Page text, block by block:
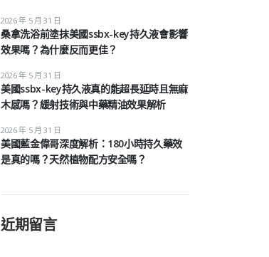
桑拿洗浴前塗抹美國ssbx-key持久液會影響
效果嗎？為什麼反而更佳？
2026 年 5 月 31 日
美國ssbx-key持久液真的能超長延時且無麻
木感嗎？緩射技術與中藥精油效果解析
2026 年 5 月 31 日
美國藍金偉哥深度解析：180小時持久藥效
是真的嗎？天然植物配方安全嗎？
2026 年 5 月 31 日
近期留言